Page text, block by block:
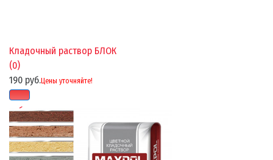
избранное сравнить
Кладочный раствор БЛОК
(0)
190 руб.Цены уточняйте!